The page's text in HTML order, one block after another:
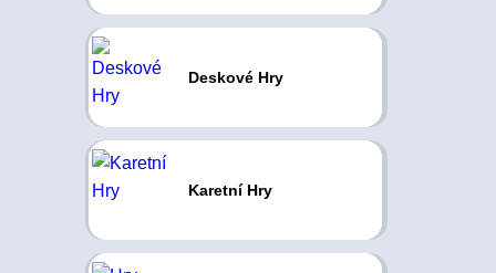
Deskové Hry
Karetní Hry